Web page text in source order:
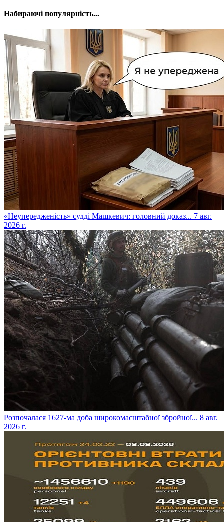
Набираючі популярність...
​«Неупередженість» судді Машкевич: головний доказ... 7 авг.
2026 г.
​Розпочалася 1627-ма доба широкомасштабної збройної... 8 авг.
2026 г.